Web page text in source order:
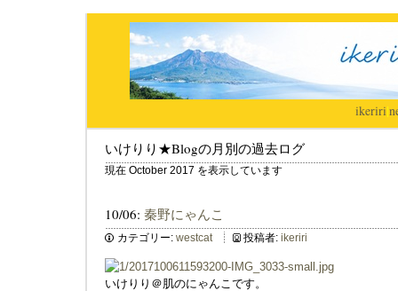
ikeriri|
いけりり★Blogの月別の過去ログ
現在 October 2017 を表示しています
10/06: 秦野にゃんこ
カテゴリー: westcat 投稿者: ikeriri
いけりり＠肌のにゃんこです。